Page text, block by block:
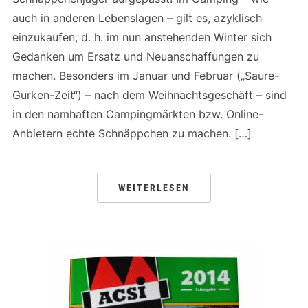
auch in anderen Lebenslagen – gilt es, azyklisch
einzukaufen, d. h. im nun anstehenden Winter sich
Gedanken um Ersatz und Neuanschaffungen zu
machen. Besonders im Januar und Februar („Saure-
Gurken-Zeit“) – nach dem Weihnachtsgeschäft – sind
in den namhaften Campingmärkten bzw. Online-
Anbietern echte Schnäppchen zu machen. […]
WEITERLESEN